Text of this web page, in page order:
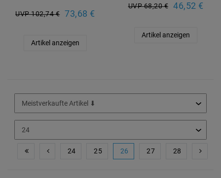
UVP 102,74 € 73,68 €
Artikel anzeigen
UVP 68,20 € 46,52 €
Artikel anzeigen
24 25 26 27 28